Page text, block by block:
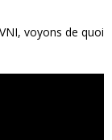
voyons de quoi